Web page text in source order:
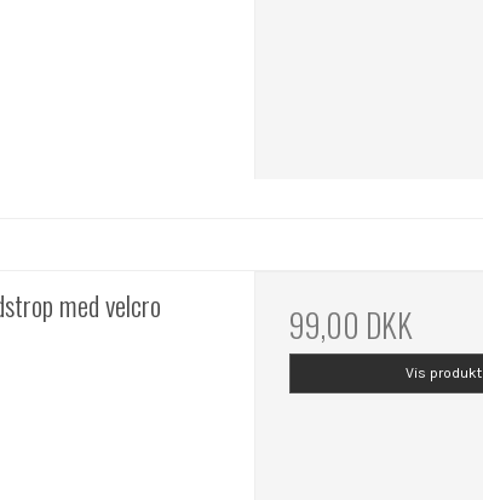
med velcro 99,00 DKK
Vis produkt